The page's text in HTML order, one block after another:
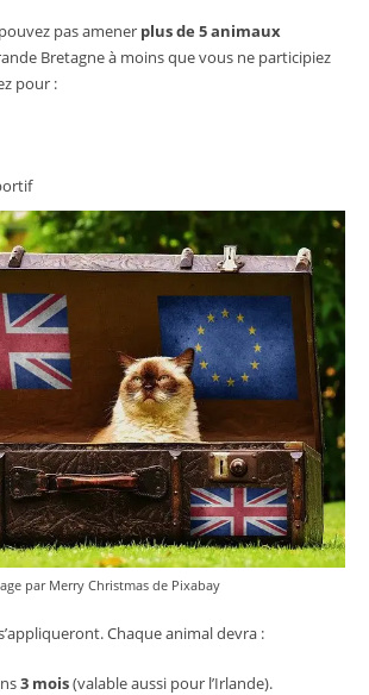
pas amener plus de 5 animaux
Bretagne à moins que vous ne participiez
pour :
par Merry Christmas de Pixabay
Chaque animal devra :
3 mois(valable aussi pour l’Irlande).